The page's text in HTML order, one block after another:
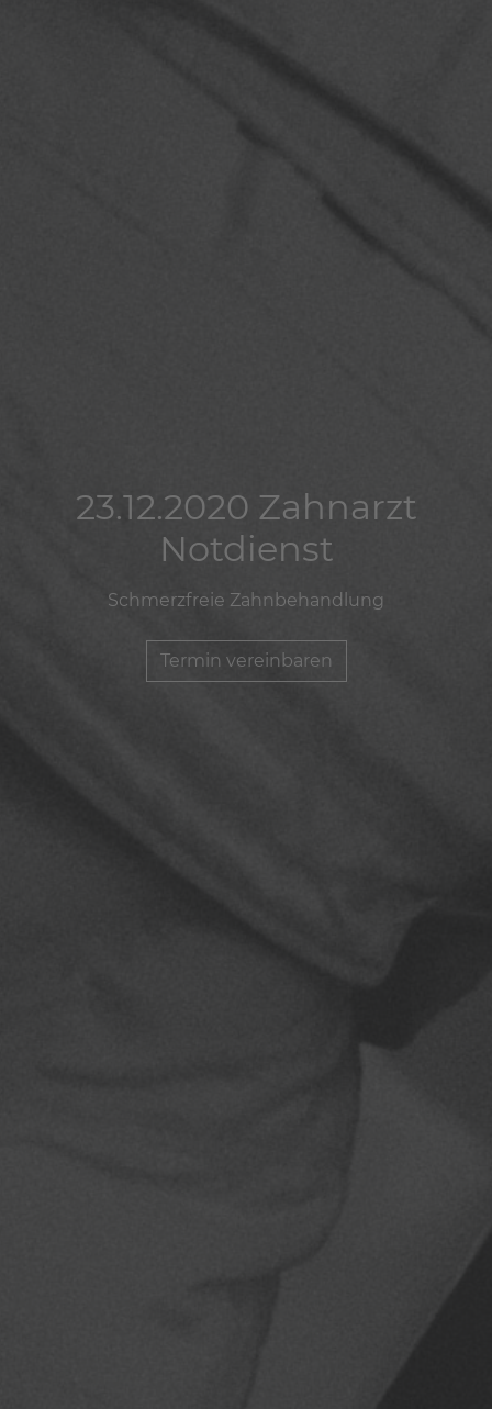
23.12.2020 Zahnarzt
Notdienst
Schmerzfreie Zahnbehandlung
Termin vereinbaren
23.12.2020 Zahnarzt
Notdienst
Schmerzfreie Zahnbehandlung
Termin vereinbaren
23.12.2020 Zahnarzt
Notdienst
Schmerzfreie Zahnbehandlung
Termin vereinbaren